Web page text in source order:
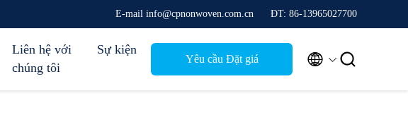
E-mail info@cpnonwoven.com.cn ĐT: 86-13965027700
Liên hệ với
chúng tôi
Sự kiện
Yêu cầu Đặt giá  